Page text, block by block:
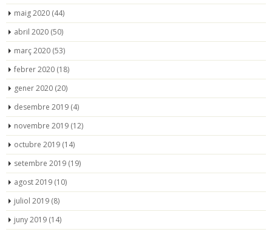
maig 2020 (44)
abril 2020 (50)
març 2020 (53)
febrer 2020 (18)
gener 2020 (20)
desembre 2019 (4)
novembre 2019 (12)
octubre 2019 (14)
setembre 2019 (19)
agost 2019 (10)
juliol 2019 (8)
juny 2019 (14)